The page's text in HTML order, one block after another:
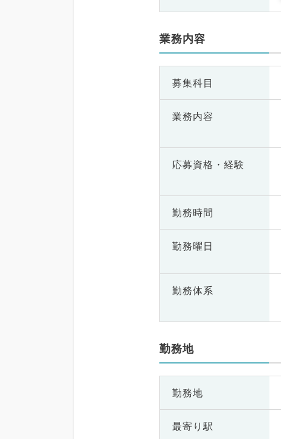
業務内容
募集科目
業務内容
応募資格・ 経験
勤務時間
勤務曜日
勤務体系
勤務地
勤務地
最寄り駅